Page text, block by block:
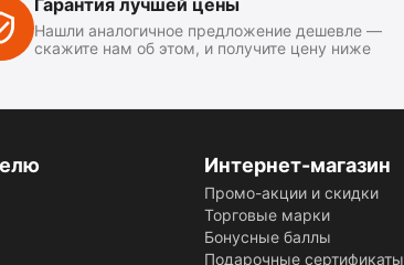
Гарантия лучшей цены
Нашли аналогичное предложение дешевле —
скажите нам об этом, и получите цену ниже
Интернет-магазин
Промо-акции и скидки
Торговые марки
Бонусные баллы
Подарочные сертификаты